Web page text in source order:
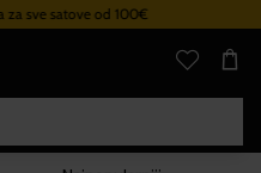
sve satove od 100€